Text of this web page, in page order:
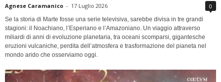
Agnese Caramanico - 17 Luglio 2026 0
Se la storia di Marte fosse una serie televisiva, sarebbe divisa in tre grandi
stagioni: il Noachiano, l’Esperiano e l’Amazoniano. Un viaggio attraverso
miliardi di anni di evoluzione planetaria, tra oceani scomparsi, gigantesche
eruzioni vulcaniche, perdita dell’atmosfera e trasformazione del pianeta nel
mondo arido che osserviamo oggi.